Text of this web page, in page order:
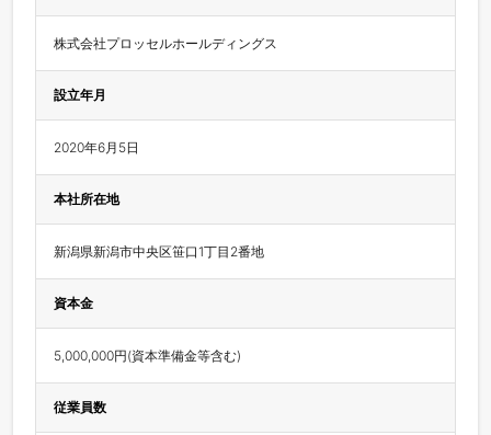
株式会社プロッセルホールディングス
設立年月
2020年6月5日
本社所在地
新潟県新潟市中央区笹口1丁目2番地
資本金
5,000,000円(資本準備金等含む)
従業員数